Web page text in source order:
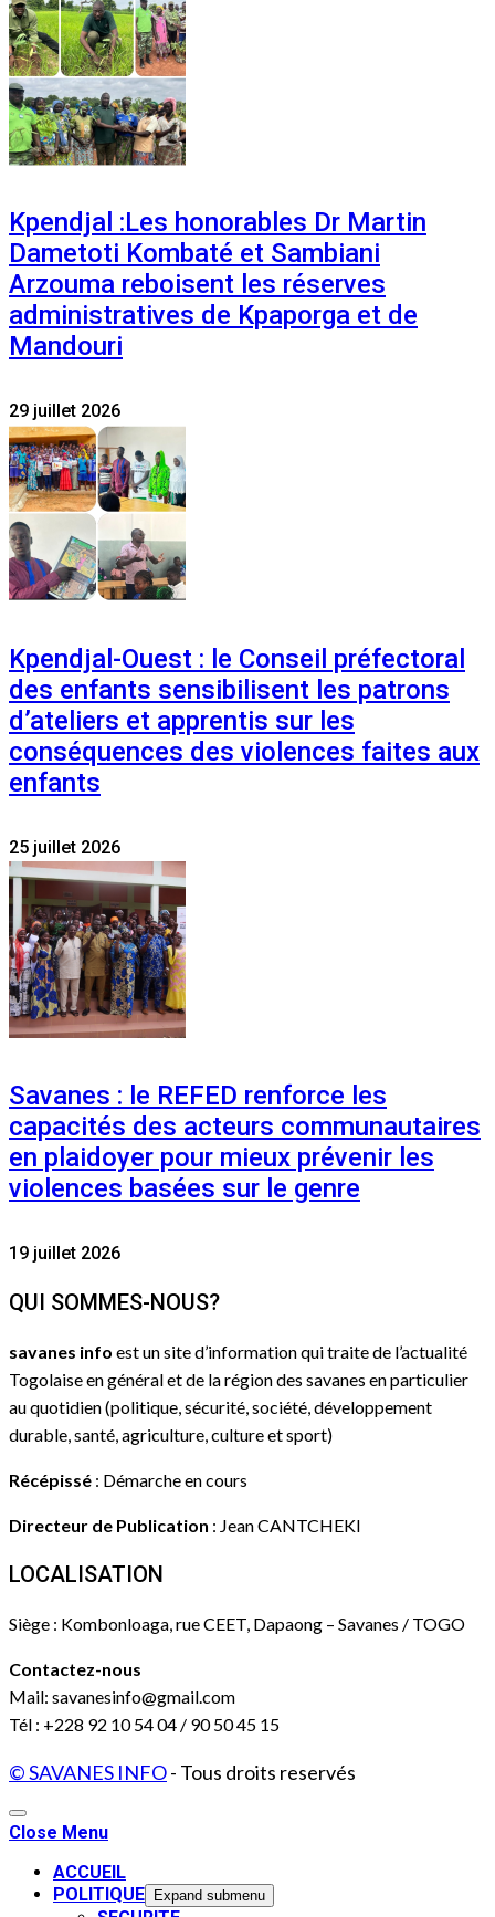
Kpendjal :Les honorables Dr Martin
Dametoti Kombaté et Sambiani
Arzouma reboisent les réserves
administratives de Kpaporga et de
Mandouri
29 juillet 2026
Kpendjal-Ouest : le Conseil préfectoral
des enfants sensibilisent les patrons
d’ateliers et apprentis sur les
conséquences des violences faites aux
enfants
25 juillet 2026
Savanes : le REFED renforce les
capacités des acteurs communautaires
en plaidoyer pour mieux prévenir les
violences basées sur le genre
19 juillet 2026
QUI SOMMES-NOUS?
savanes info est un site d’information qui traite de l’actualité
Togolaise en général et de la région des savanes en particulier
au quotidien (politique, sécurité, société, développement
durable, santé, agriculture, culture et sport)
Récépissé : Démarche en cours
Directeur de Publication : Jean CANTCHEKI
LOCALISATION
Siège : Kombonloaga, rue CEET, Dapaong – Savanes / TOGO
Contactez-nous
Mail: savanesinfo@gmail.com
Tél : +228 92 10 54 04 / 90 50 45 15
© SAVANES INFO- Tous droits reservés
Close Menu
ACCUEIL
POLITIQUE
Expand submenu